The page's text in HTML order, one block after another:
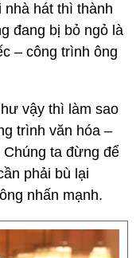
hát thì thành
đang bị bỏ ngỏ là
– công trình ông
vậy thì làm sao
trình văn hóa –
ta đừng để
phải bù lại
nhấn mạnh.